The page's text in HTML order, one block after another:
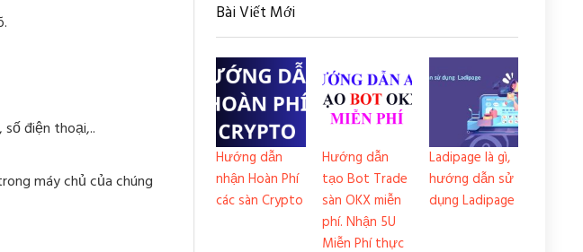
điện thoại,..
máy chủ của chúng
Bài Viết Mới
Hướng dẫn
nhận Hoàn Phí
các sàn Crypto
Hướng dẫn
tạo Bot Trade
sàn OKX miễn
phí. Nhận 5U
Miễn Phí thực
Ladipage là gì,
hướng dẫn sử
dụng Ladipage